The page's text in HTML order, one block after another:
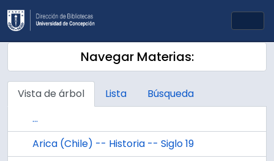
Skip to main content
Navegar Materias:
Vista de árbol Lista
Búsqueda
...
Arica (Chile) -- Historia -- Siglo 19